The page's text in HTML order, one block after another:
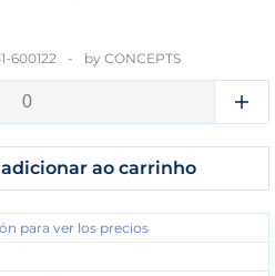
600122 by CONCEPTS
ao carrinho
para ver los precios